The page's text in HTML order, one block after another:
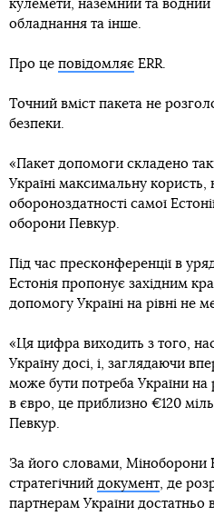
кулемети, наземний та
обладнання та інше.
Про це повідомляє ERR.
Точний вміст пакета не
безпеки.
«Пакет допомоги складено
Україні максимальну користь,
обороноздатності самої
оборони Певкур.
Під час пресконференції в
Естонія пропонує західним
допомогу Україні на рівні не
«Ця цифра виходить з того,
Україну досі, і, заглядаючи
може бути потреба України на
в євро, це приблизно €120
Певкур.
За його словами, Міноборони
стратегічний документ, де
партнерам України достатньо